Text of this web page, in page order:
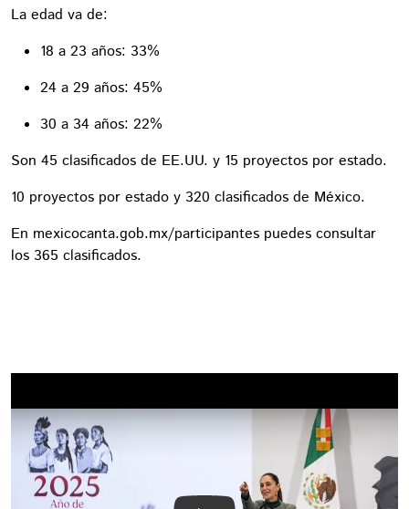
La edad va de:
18 a 23 años: 33%
24 a 29 años: 45%
30 a 34 años: 22%
Son 45 clasificados de EE.UU. y 15 proyectos por estado.
10 proyectos por estado y 320 clasificados de México.
En mexicocanta.gob.mx/participantes puedes consultar
los 365 clasificados.